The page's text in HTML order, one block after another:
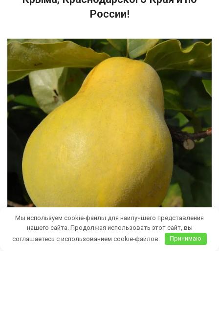
России!
Мы используем cookie-файлы для наилучшего представления
нашего сайта. Продолжая использовать этот сайт, вы
соглашаетесь с использованием cookie-файлов.
Принимаю